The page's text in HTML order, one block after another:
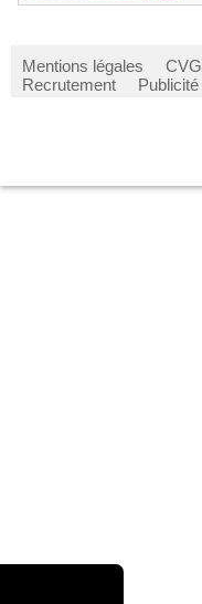
Mentions légales CVG
Recrutement
Publicité